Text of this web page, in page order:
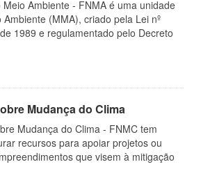
Ambiente - FNMA é uma unidade
(MMA), criado pela Lei nº
1989 e regulamentado pelo Decreto
Mudança do Clima
Mudança do Clima - FNMC tem
recursos para apoiar projetos ou
que visem à mitigação